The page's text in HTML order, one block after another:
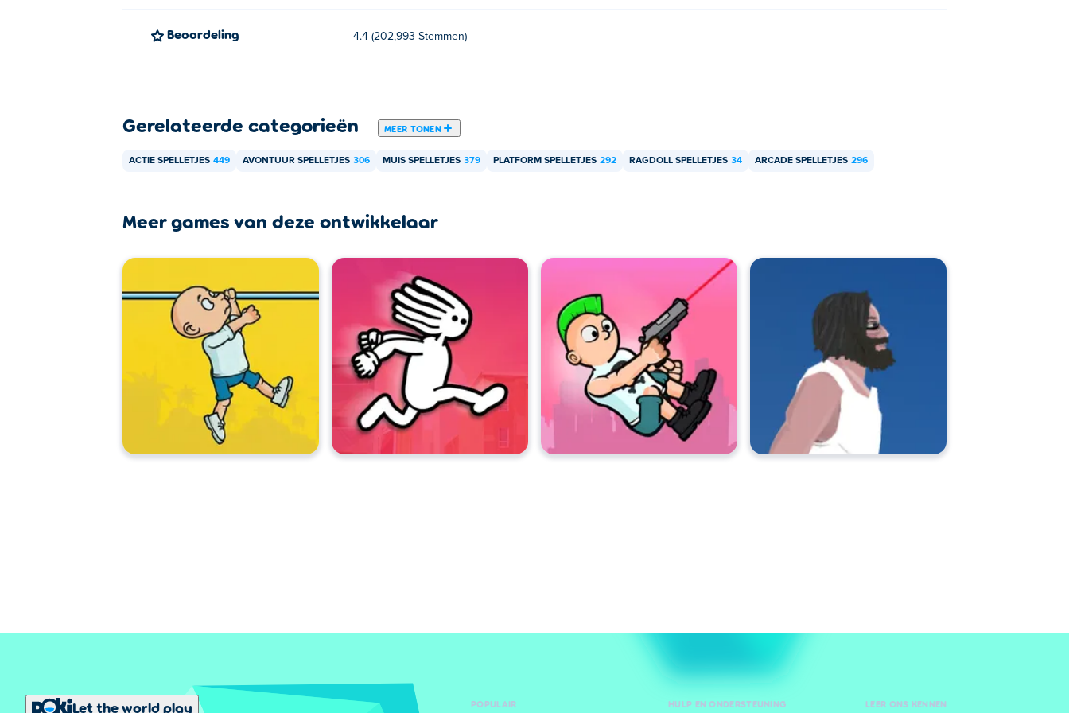
Beoordeling 4.4 (202,993 Stemmen)
Gerelateerde categorieën MEER TONEN
ACTIE SPELLETJES 449 AVONTUUR SPELLETJES 306 MUIS SPELLETJES 379 PLATFORM SPELLETJES 292 RAGDOLL SPELLETJES 34 ARCADE SPELLETJES 296
Meer games van deze ontwikkelaar
Let the world play POPULAIR HULP EN ONDERSTEUNING LEER ONS KENNEN